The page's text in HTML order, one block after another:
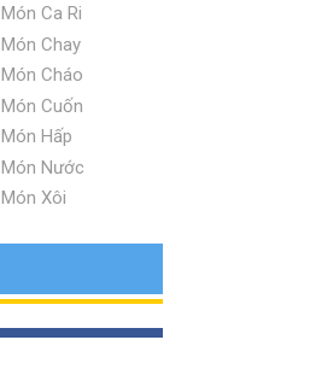
Món Ca Ri
Món Chay
Món Cháo
Món Cuốn
Món Hấp
Món Nước
Món Xôi